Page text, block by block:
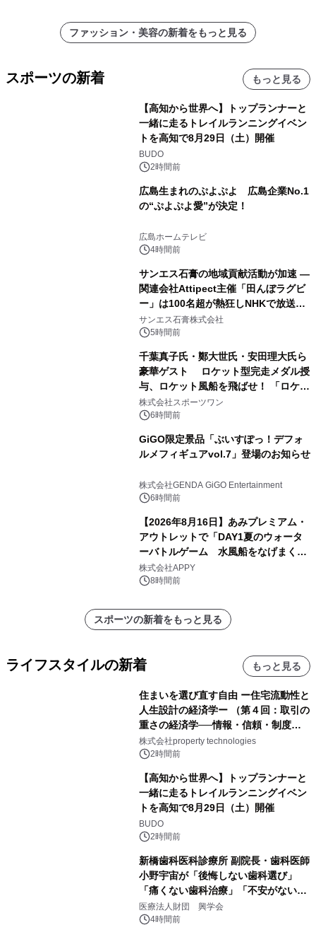
ファッション・美容の新着をもっと見る
スポーツの新着 もっと見る
【高知から世界へ】トップランナーと
一緒に走るトレイルランニングイベン
トを高知で8月29日（土）開催
BUDO
2時間前
広島生まれのぷよぷよ 広島企業No.1
の“ぷよぷよ愛”が決定！
広島ホームテレビ
4時間前
サンエス石膏の地域貢献活動が加速 ―
関連会社Attipect主催「田んぼラグビ
ー」は100名超が熱狂しNHKで放送さ
れました。
サンエス石膏株式会社
5時間前
千葉真子氏・鄭大世氏・安田理大氏ら
豪華ゲスト ロケット型完走メダル授
与、ロケット風船を飛ばせ！ 「ロケッ
トマラソン2026」開催
株式会社スポーツワン
6時間前
GiGO限定景品「ぶいすぽっ！デフォ
ルメフィギュアvol.7」登場のお知らせ
株式会社GENDA GiGO Entertainment
6時間前
【2026年8月16日】あみプレミアム・
アウトレットで「DAY1夏のウォータ
ーバトルゲーム 水風船をなげまくろ
う！」を開催
株式会社APPY
8時間前
スポーツの新着をもっと見る
ライフスタイルの新着 もっと見る
住まいを選び直す自由 ー住宅流動性と
人生設計の経済学ー （第４回：取引の
重さの経済学──情報・信頼・制度を
PropTechはどう組み替えるか）｜
PropTech-Lab
株式会社property technologies
2時間前
【高知から世界へ】トップランナーと
一緒に走るトレイルランニングイベン
トを高知で8月29日（土）開催
BUDO
2時間前
新橋歯科医科診療所 副院長・歯科医師
小野宇宙が「後悔しない歯科選び」
「痛くない歯科治療」「不安がない治
療計画」をテーマに専門監修
医療法人財団 興学会
4時間前